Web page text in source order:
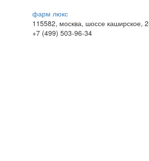
фарм люкс
115582, москва, шоссе каширское,
+7 (499) 503-96-34